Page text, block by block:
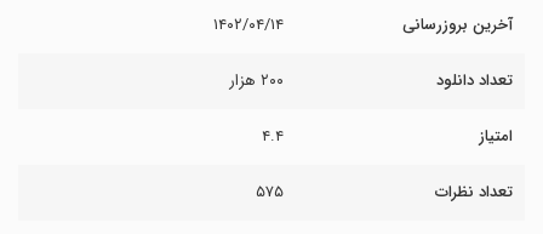
آخرین بروزرسانی ۱۴۰۲/۰۴/۱۴
تعداد دانلود ۲۰۰ هزار
امتیاز ۴.۴
تعداد نظرات ۵۷۵